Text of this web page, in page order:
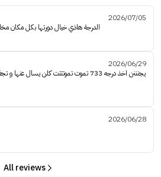
2026/07/05
الدرجة هاذي خيال دورتها بكل مكان
2026/06/29
يجنننن اخذ درجه 733 تموت تموتتتت كلن
2026/06/28
All reviews